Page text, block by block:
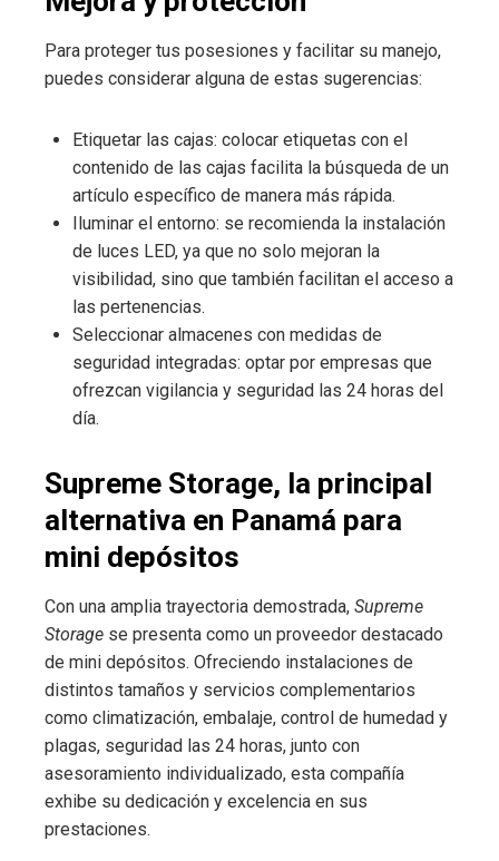
Para proteger tus posesiones y facilitar su manejo,
puedes considerar alguna de estas sugerencias:
Etiquetar las cajas: colocar etiquetas con el
contenido de las cajas facilita la búsqueda de un
artículo específico de manera más rápida.
Iluminar el entorno: se recomienda la instalación
de luces LED, ya que no solo mejoran la
visibilidad, sino que también facilitan el acceso a
las pertenencias.
Seleccionar almacenes con medidas de
seguridad integradas: optar por empresas que
ofrezcan vigilancia y seguridad las 24 horas del
día.
Supreme Storage, la principal
alternativa en Panamá para
mini depósitos
Con una amplia trayectoria demostrada, Supreme
Storage se presenta como un proveedor destacado
de mini depósitos. Ofreciendo instalaciones de
distintos tamaños y servicios complementarios
como climatización, embalaje, control de humedad y
plagas, seguridad las 24 horas, junto con
asesoramiento individualizado, esta compañía
exhibe su dedicación y excelencia en sus
prestaciones.